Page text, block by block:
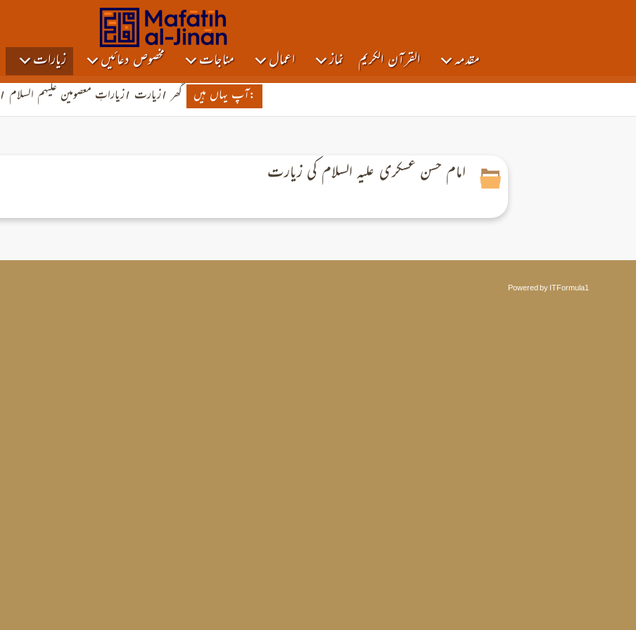
مقدمہ القرآن الكريم نماز اعمال مناجات مخصوص دعائیں زیارات
:آپ یہاں ہیں گھر /زیارت /زیاراتِ معصومین علیہم السلام /
امام حسن عسکری علیه السلام کی زیارت
Powered by ITFormula1